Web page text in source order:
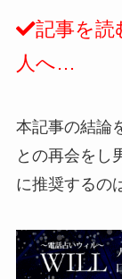
記事を読
人へ…
本記事の結論
との再会をし
に推奨するの